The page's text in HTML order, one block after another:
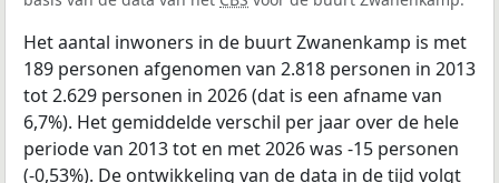
Het aantal inwoners in de buurt Zwanenkamp is met
189 personen afgenomen van 2.818 personen in 2013
tot 2.629 personen in 2026 (dat is een afname van
6,7%). Het gemiddelde verschil per jaar over de hele
periode van 2013 tot en met 2026 was -15 personen
(-0,53%). De ontwikkeling van de data in de tijd volgt